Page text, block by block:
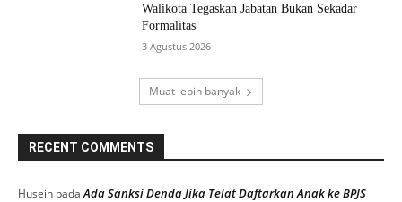
Walikota Tegaskan Jabatan Bukan Sekadar
Formalitas
3 Agustus 2026
Muat lebih banyak
RECENT COMMENTS
Husein padaAda Sanksi Denda Jika Telat Daftarkan Anak ke BPJS